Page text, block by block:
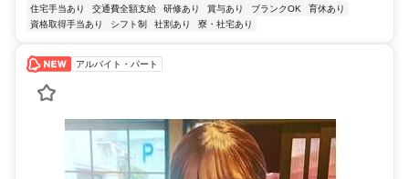
住宅手当あり
交通費全額支給 研修あり 賞与あり ブランクOK
育休あり
資格取得手当あり
シフト制 社割あり 寮・社宅あり
アルバイト・パート